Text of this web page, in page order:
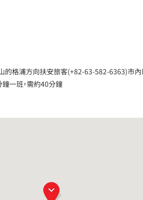
的格浦方向扶安旅客(+82-63-582-6363)市內
一班，需約40分鐘